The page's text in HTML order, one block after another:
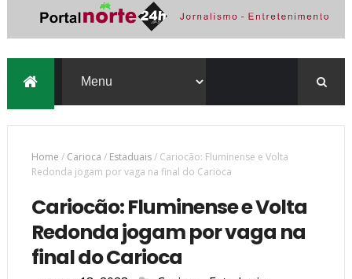
Home / Carioca / Estaduais/ Cariocão: Fluminense e Volta
Redonda jogam por vaga na final do Carioca
Cariocão: Fluminense e Volta
Redonda jogam por vaga na
final do Carioca